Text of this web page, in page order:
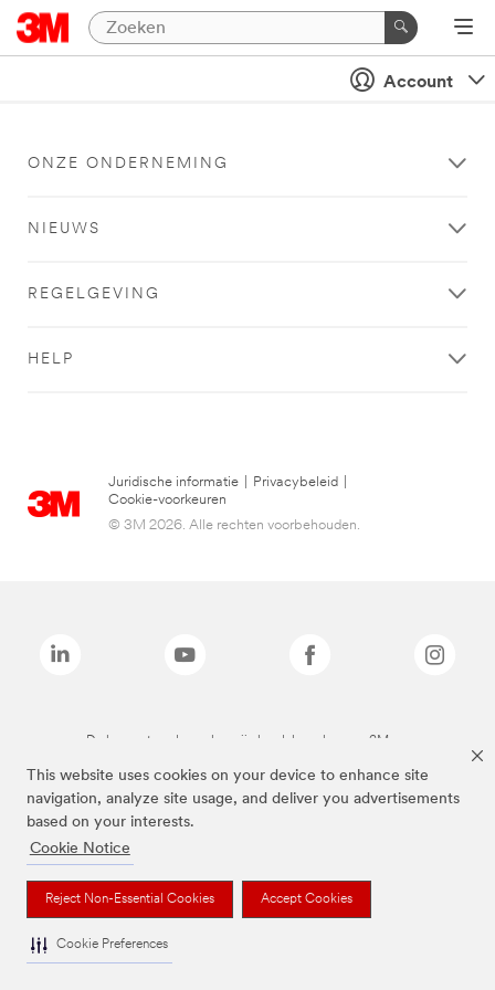
This website uses cookies on your device to enhance site
navigation, analyze site usage, and deliver you advertisements
based on your interests.
Cookie Notice
Reject Non-Essential Cookies Accept Cookies
Cookie Preferences
Account
ONZE ONDERNEMING
NIEUWS
REGELGEVING
HELP
Juridische informatie Privacybeleid
Cookie-voorkeuren
© 3M 2026. Alle rechten voorbehouden.
De bovenstaande merken zijn handelsmerken van 3M.we